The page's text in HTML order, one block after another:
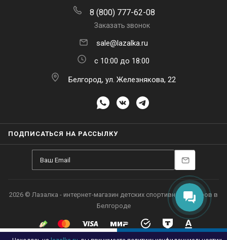
В КОРЗИНУ
8 (800) 777-62-08
Заказать звонок
sale@lazalka.ru
с 10:00 до 18:00
Белгород, ул. Железнякова, 22
ПОДПИСАТЬСЯ НА РАССЫЛКУ
2026 © Лазалка - интернет-магазин детских спортивных товаров в
Белгороде
Находясь наlazalka.ru политику конфиденциальности
даете согласие на обработку ваших ПДн, включая их передачу.
Отклонить
Каталог Сравнение Избранные